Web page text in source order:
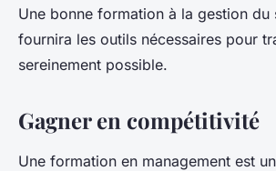
Une bonne formation à la gestion du
fournira les outils nécessaires pour
sereinement possible.
Gagner en compétitivité
Une formation en management est